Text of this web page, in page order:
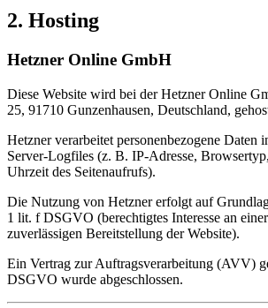
2. Hosting
Hetzner Online GmbH
Diese Website wird bei der Hetzner Online
25, 91710 Gunzenhausen, Deutschland,
Hetzner verarbeitet personenbezogene Daten
Server-Logfiles (z. B. IP-Adresse,
Uhrzeit des Seitenaufrufs).
Die Nutzung von Hetzner erfolgt auf
1 lit. f DSGVO (berechtigtes Interesse an
zuverlässigen Bereitstellung der Website).
Ein Vertrag zur Auftragsverarbeitung (AVV)
DSGVO wurde abgeschlossen.